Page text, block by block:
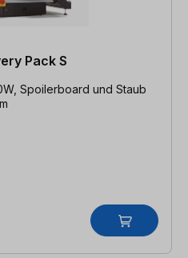
Pack S
Spoilerboard und Staub